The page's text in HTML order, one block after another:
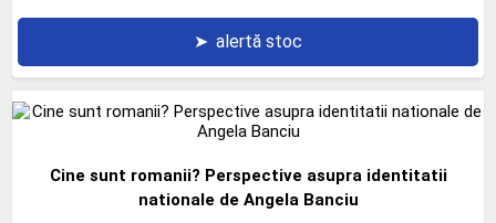
➤ alertă stoc
Cine sunt romanii? Perspective asupra identitatii
nationale de Angela Banciu